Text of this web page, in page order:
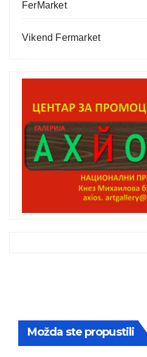
FerMarket
Vikend Fermarket
Možda ste propustili